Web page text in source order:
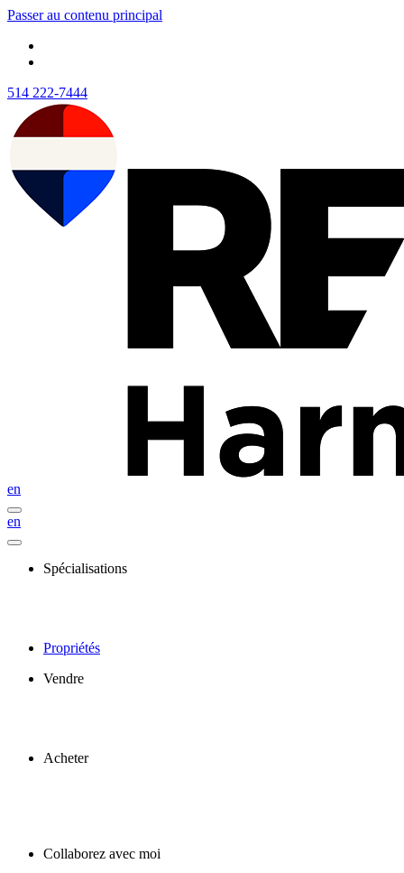
Passer au contenu principal
514 222-7444
en
en
Spécialisations
Propriétés
Vendre
Acheter
Collaborez avec moi